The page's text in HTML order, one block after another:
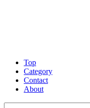
Top
Category
Contact
About